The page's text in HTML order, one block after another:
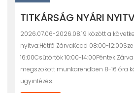
TITKÁRSÁG NYÁRI
2026.07.06-2026.08.19 között a
nyitva:Hétfõ ZárvaKedd 08:00-
16:00Csütörtök 10:00-14:00Péntek
megszokott munkarendben 8-16 óra
ügyintézés.